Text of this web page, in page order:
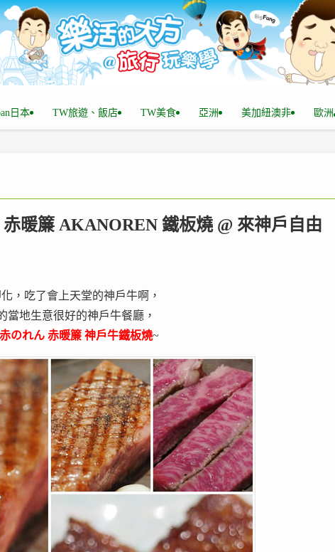
日本 TW旅遊、飯店 TW美食 亞洲 美加紐澳非 歐洲
暖簾 AKANOREN 鐵板燒 @ 來神戶自由
，吃了會上天堂的神戶牛啊，
當地生意很好的神戶牛餐廳，
赤のれん 赤暖簾 神戶牛鐵板燒~